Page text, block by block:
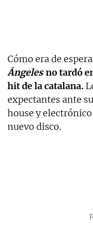
Cómo era de
Ángelesno tardó
hit de la catalana.
expectantes ante
house y
nuevo disco.